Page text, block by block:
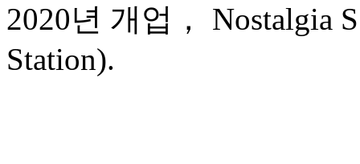
2020년 개업， Nostalgia
Station).